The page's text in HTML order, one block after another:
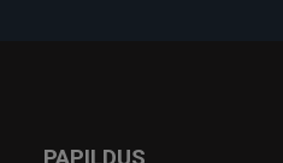
PAPILDUS